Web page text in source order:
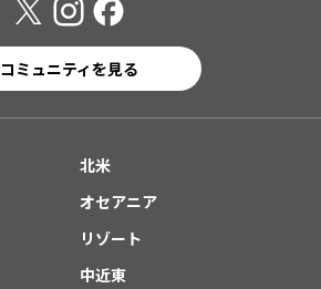
コミュニティを見る
北米
オセアニア
リゾート
中近東